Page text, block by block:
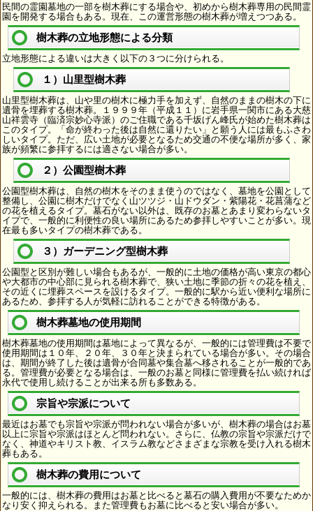
民間の霊園墓地の一部を樹木葬にする場合や、初めから樹木葬専用の民間霊
園を開発する場合もある。現在、この運営形態の樹木葬が増えつつある。
樹木葬の立地形態による分類
立地形態による違いは大きく以下の３つに分けられる。
１）山里型樹木葬
山里型樹木葬は、山や里の樹木に極力手を加えず、自然のままの樹木の下に
遺骨を埋葬する樹木葬。１９９９年（平成１１）に岩手県一関市にある大慈
山祥雲寺（臨済宗妙心寺派）のご住職である千坂げん峰氏が始めた樹木葬は
このタイプ。「命が終わった後は自然に還りたい」と願う人には最もふさわ
しいタイプ。ただ、広い土地が必要となるため交通の不便な場所が多く、家
族が頻繁に参拝するには適さない場合が多い。
２）公園型樹木葬
公園型樹木葬は、自然の樹木をそのまま使うのではなく、墓地を公園として
整備し、公園に樹木だけでなく山ツツジ・山ドウダン・紫陽花・花菖蒲など
の花を植えるタイプ。墓石がない以外は、既存のお墓とあまり変わらないタ
イプで、一般的に利便性の良い場所にあるため参拝しやすいことが多い。現
在最も多いタイプの樹木葬である。
３）ガーデニング型樹木葬
公園型と区別が難しい場合もあるが、一般的に土地の価格が高い東京の都心
や大都市の中心部に見られる樹木葬で、狭い土地に季節の折々の花を植え、
その近くに埋葬スペースを設けるタイプ。一般的に駅から近い便利な場所に
あるため、参拝する人が気軽に訪れることができる特徴がある。
樹木葬墓地の使用期間
樹木葬墓地の使用期間は墓地によって異なるが、一般的には管理費は不要で
使用期間は１０年、２０年、３０年と決まられている場合が多い。その場合
は、期間が終了した後は遺骨が合同墓や集合墓へ移されることが一般的であ
る。管理費が必要となる場合は、一般のお墓と同様に管理費を払い続ければ
永代で使用し続けることが出来る所も多数ある。
宗旨や宗派について
最近はお墓でも宗旨や宗派が問われない場合が多いが、樹木葬の場合はお墓
以上に宗旨や宗派はほとんど問われない。さらに、仏教の宗旨や宗派だけで
なく、神道やキリスト教、イスラム教などさまざまな宗教を受け入れる樹木
葬もある。
樹木葬の費用について
一般的には、樹木葬の費用はお墓と比べると墓石の購入費用が不要なためか
なり安く抑えられる。また管理費もお墓に比べると安い場合が多い。